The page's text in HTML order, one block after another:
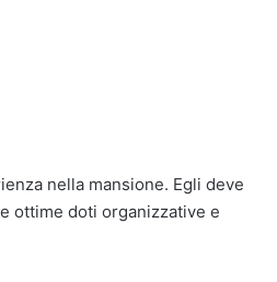
nella mansione. Egli deve
ottime doti organizzative e